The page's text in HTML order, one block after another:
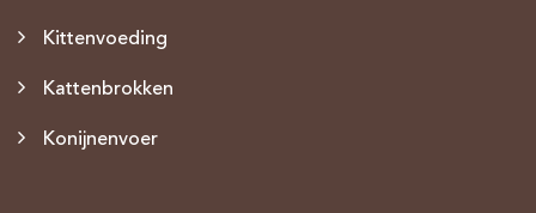
Kittenvoeding
Kattenbrokken
Konijnenvoer